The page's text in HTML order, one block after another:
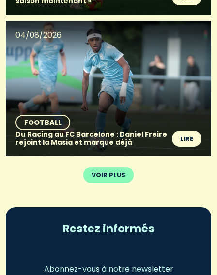
04/08/2026
FOOTBALL
Du Racing au FC Barcelone : Daniel Freire
rejoint la Masia et marque déjà
LIRE
VOIR PLUS
Restez informés
Abonnez-vous à notre newsletter